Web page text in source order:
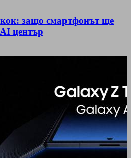
защо смартфонът ще
център